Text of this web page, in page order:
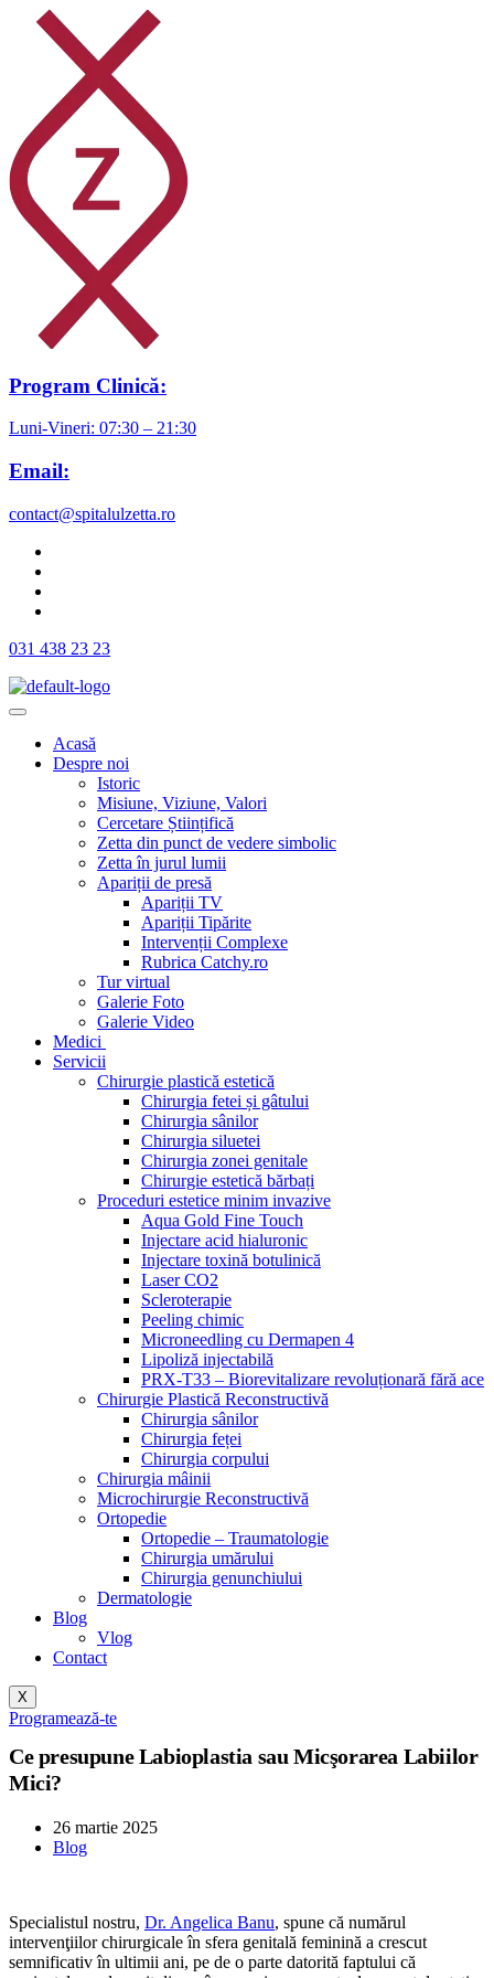
Program Clinică:
Luni-Vineri: 07:30 – 21:30
Email:
contact@spitalulzetta.ro
031 438 23 23
Acasă
Despre noi
Istoric
Misiune, Viziune, Valori
Cercetare Științifică
Zetta din punct de vedere simbolic
Zetta în jurul lumii
Apariții de presă
Apariții TV
Apariții Tipărite
Intervenții Complexe
Rubrica Catchy.ro
Tur virtual
Galerie Foto
Galerie Video
Medici
Servicii
Chirurgie plastică estetică
Chirurgia fetei și gâtului
Chirurgia sânilor
Chirurgia siluetei
Chirurgia zonei genitale
Chirurgie estetică bărbați
Proceduri estetice minim invazive
Aqua Gold Fine Touch
Injectare acid hialuronic
Injectare toxină botulinică
Laser CO2
Scleroterapie
Peeling chimic
Microneedling cu Dermapen 4
Lipoliză injectabilă
PRX-T33 – Biorevitalizare revoluționară fără ace
Chirurgie Plastică Reconstructivă
Chirurgia sânilor
Chirurgia feței
Chirurgia corpului
Chirurgia mâinii
Microchirurgie Reconstructivă
Ortopedie
Ortopedie – Traumatologie
Chirurgia umărului
Chirurgia genunchiului
Dermatologie
Blog
Vlog
Contact
X
Programează-te
Ce presupune Labioplastia sau Micşorarea Labiilor
Mici?
26 martie 2025
Blog
Specialistul nostru, Dr. Angelica Banu, spune că numărul
intervenţiilor chirurgicale în sfera genitală feminină a crescut
semnificativ în ultimii ani, pe de o parte datorită faptului că